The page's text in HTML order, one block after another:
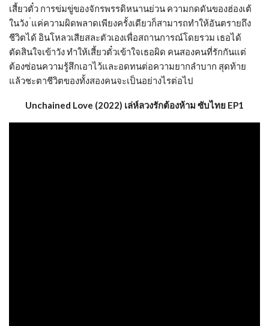
เสี้ยวตั๋ว การข่มขู่ของจักรพรรดิหนานย่วน ความกดดันของฮ่องเต้
ในวัง ่แค่ความผิดพลาดเพียงครั้งเดียวก็สามารถทำให้อันตรายถึง
ชีวิตได้ อินโหลวเสียสละตัวเองเพื่อสถานการณ์โดยรวม เธอได้
ตัดสินใจเข้าวัง ทำให้เสี้ยวตั๋วเข้าใจเธอผิด คนสองคนที่รักกันแต่
ต้องซ่อนความรู้สึกเอาไว้และอดทนต่อความยากลำบาก สุดท้าย
แล้วชะตาชีวิตของทั้งสองคนจะเป็นอย่างไรต่อไป
Unchained Love (2022) เล่ห์ลวงรักต้องห้าม ซับไทย EP1